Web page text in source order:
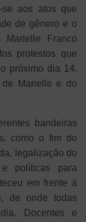
se aos atos que
de gênero e o
Marielle Franco
protestos que
próximo dia 14,
de Marielle e do
bandeiras
como o fim do
legalização do
políticas para
em frente à
de onde todas
Docentes e